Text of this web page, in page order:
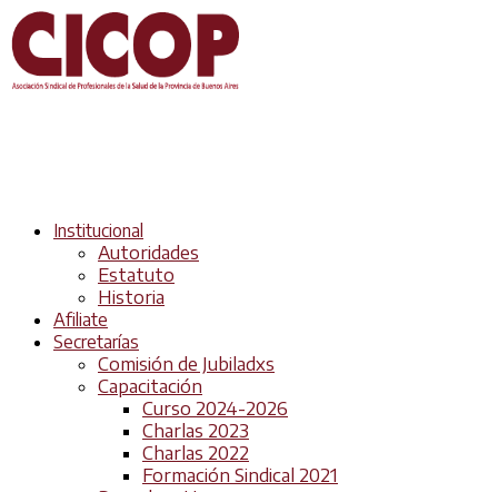
Institucional
Autoridades
Estatuto
Historia
Afiliate
Secretarías
Comisión de Jubiladxs
Capacitación
Curso 2024-2026
Charlas 2023
Charlas 2022
Formación Sindical 2021